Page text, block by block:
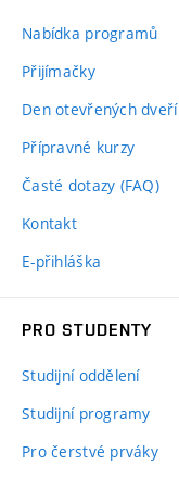
Nabídka programů
Přijímačky
Den otevřených dveří
Přípravné kurzy
Časté dotazy (FAQ)
Kontakt
E-přihláška
PRO STUDENTY
Studijní oddělení
Studijní programy
Pro čerstvé prváky